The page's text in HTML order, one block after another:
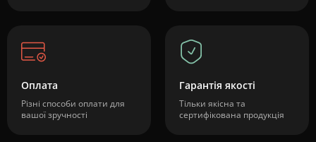
Оплата
Різні способи оплати для
вашої зручності
Гарантія якості
Тільки якісна та
сертифікована продукція